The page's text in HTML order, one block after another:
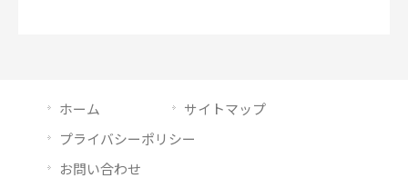
ホーム
サイトマップ
プライバシーポリシー
お問い合わせ